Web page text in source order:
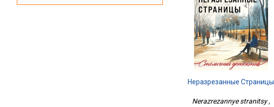
Неразрезанные Страницы
Nerazrezannye stranitsy ,